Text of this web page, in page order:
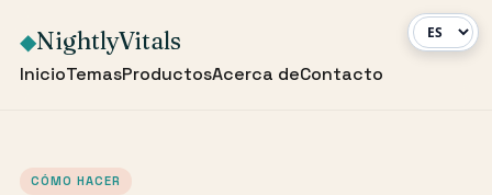
◆NightlyVitals
InicioTemasProductosAcerca deContacto
CÓMO HACER